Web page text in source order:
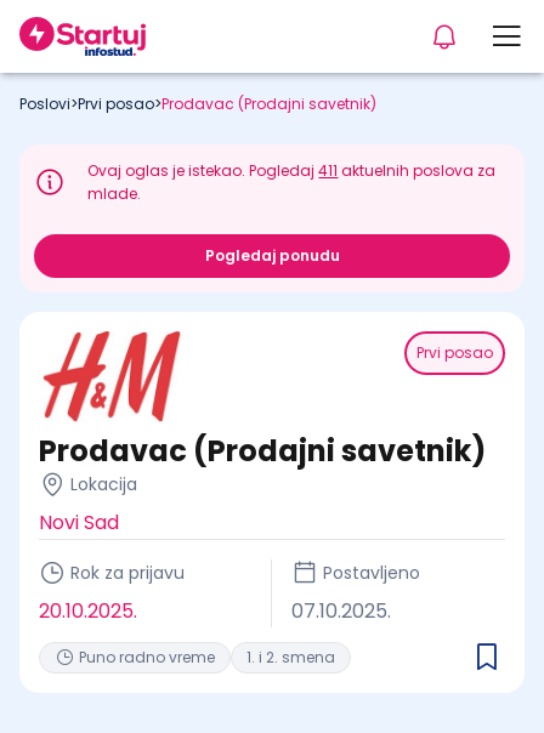
Poslovi>Prvi posao>Prodavac (Prodajni savetnik)
Ovaj oglas je istekao. Pogledaj411 aktuelnih poslova za
mlade.
Pogledaj ponudu
Prvi posao
Prodavac (Prodajni savetnik)
Lokacija
Novi Sad
Rok za prijavu
20.10.2025.
Postavljeno
07.10.2025.
Puno radno vreme 1. i 2. smena